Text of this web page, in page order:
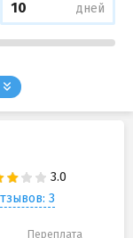
дней
3
Переплата